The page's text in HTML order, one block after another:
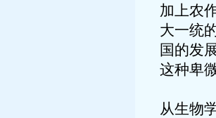
加上农
大一统
国的发
这种卑
从生物